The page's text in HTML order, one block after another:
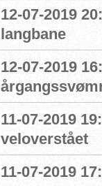
12-07-2019
langbane
12-07-2019
11-07-2019
veloverstået
11-07-2019